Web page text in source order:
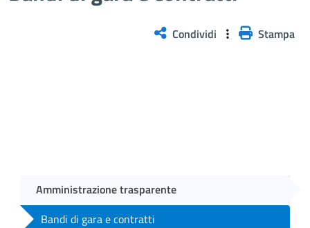
Condividi Stampa
Amministrazione trasparente
Bandi di gara e contratti